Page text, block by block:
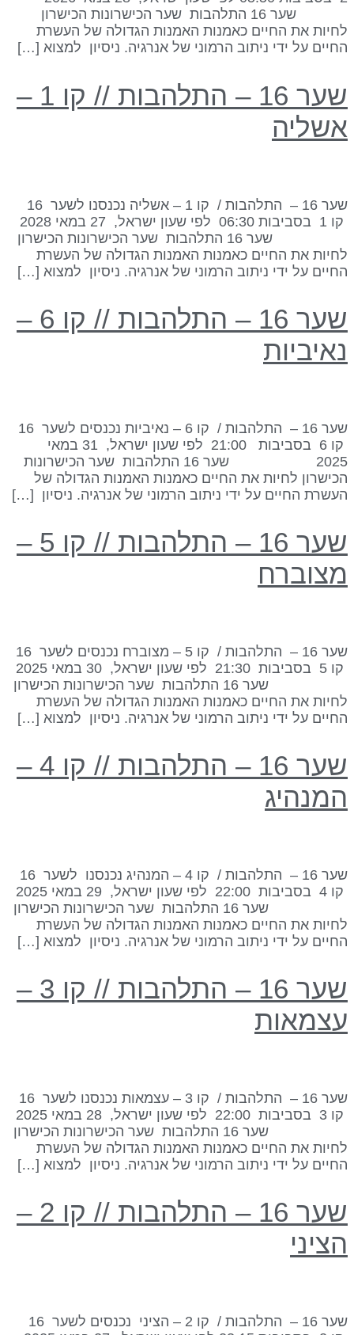
שער 16 התלהבות שער הכישרונות הכישרון
את החיים כאמנות האמנות הגדולה של העשרת
על ידי ניתוב הרמוני של אנרגיה. ניסיון למצוא […]
שער 16 – התלהבות // קו 1 –
שער 16 – התלהבות / קו 1 – אשליה נכנסנו לשער 16
קו 1 בסביבות 06:30 לפי שעון ישראל, 27 במאי 2028
שער 16 התלהבות שער הכישרונות הכישרון
את החיים כאמנות האמנות הגדולה של העשרת
על ידי ניתוב הרמוני של אנרגיה. ניסיון למצוא […]
שער 16 – התלהבות // קו 6 –
שער 16 – התלהבות / קו 6 – נאיביות נכנסים לשער 16
קו 6 בסביבות 21:00 לפי שעון ישראל, 31 במאי
2025 שער 16 התלהבות שער הכישרונות
לחיות את החיים כאמנות האמנות הגדולה של
החיים על ידי ניתוב הרמוני של אנרגיה. ניסיון […]
שער 16 – התלהבות // קו 5 –
שער 16 – התלהבות / קו 5 – מצוברח נכנסים לשער 16
קו 5 בסביבות 21:30 לפי שעון ישראל, 30 במאי 2025
שער 16 התלהבות שער הכישרונות הכישרון
את החיים כאמנות האמנות הגדולה של העשרת
על ידי ניתוב הרמוני של אנרגיה. ניסיון למצוא […]
שער 16 – התלהבות // קו 4 –
שער 16 – התלהבות / קו 4 – המנהיג נכנסנו לשער 16
קו 4 בסביבות 22:00 לפי שעון ישראל, 29 במאי 2025
שער 16 התלהבות שער הכישרונות הכישרון
את החיים כאמנות האמנות הגדולה של העשרת
על ידי ניתוב הרמוני של אנרגיה. ניסיון למצוא […]
שער 16 – התלהבות // קו 3 –
שער 16 – התלהבות / קו 3 – עצמאות נכנסנו לשער 16
קו 3 בסביבות 22:00 לפי שעון ישראל, 28 במאי 2025
שער 16 התלהבות שער הכישרונות הכישרון
את החיים כאמנות האמנות הגדולה של העשרת
על ידי ניתוב הרמוני של אנרגיה. ניסיון למצוא […]
שער 16 – התלהבות // קו 2 –
שער 16 – התלהבות / קו 2 – הציני נכנסים לשער 16